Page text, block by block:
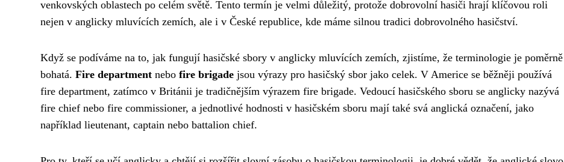
venkovských oblastech po celém světě. Tento termín je velmi důležitý, protože dobrovolní hasiči hrají klíčovou roli
nejen v anglicky mluvících zemích, ale i v České republice, kde máme silnou tradici dobrovolného hasičství.
Když se podíváme na to, jak fungují hasičské sbory v anglicky mluvících zemích, zjistíme, že terminologie je poměrně
bohatá. Fire department nebo fire brigade jsou výrazy pro hasičský sbor jako celek. V Americe se běžněji používá
fire department, zatímco v Británii je tradičnějším výrazem fire brigade. Vedoucí hasičského sboru se anglicky nazývá
fire chief nebo fire commissioner, a jednotlivé hodnosti v hasičském sboru mají také svá anglická označení, jako
například lieutenant, captain nebo battalion chief.